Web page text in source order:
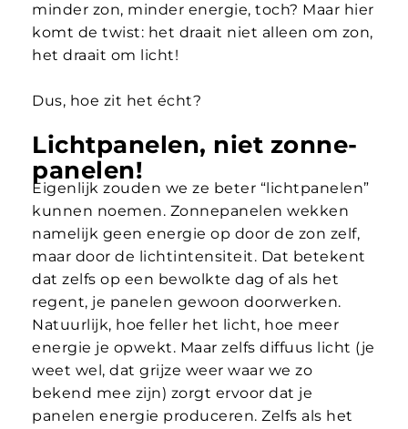
minder zon, minder energie, toch? Maar hier
komt de twist: het draait niet alleen om zon,
het draait om licht!
Dus, hoe zit het écht?
Lichtpanelen, niet zonne-
panelen!
Eigenlijk zouden we ze beter “lichtpanelen”
kunnen noemen. Zonnepanelen wekken
namelijk geen energie op door de zon zelf,
maar door de lichtintensiteit. Dat betekent
dat zelfs op een bewolkte dag of als het
regent, je panelen gewoon doorwerken.
Natuurlijk, hoe feller het licht, hoe meer
energie je opwekt. Maar zelfs diffuus licht (je
weet wel, dat grijze weer waar we zo
bekend mee zijn) zorgt ervoor dat je
panelen energie produceren. Zelfs als het